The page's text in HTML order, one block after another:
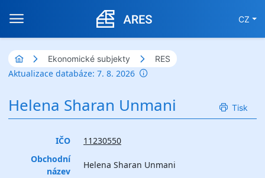
CZ
Ekonomické subjekty RES
Aktualizace databáze: 7. 8. 2026
Helena Sharan Unmani Tisk
IČO
11230550
Obchodní
název
Helena Sharan Unmani